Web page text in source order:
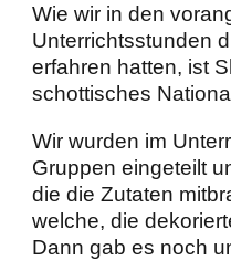
Wie wir in den
Unterrichtsstunden
erfahren hatten, ist
schottisches
Wir wurden im
Gruppen eingeteilt
die die Zutaten
welche, die
Dann gab es noch